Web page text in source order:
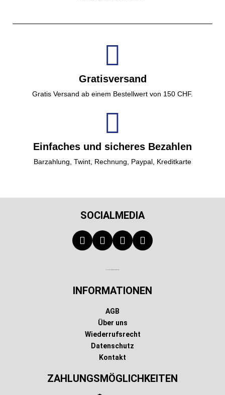
Gratisversand
Gratis Versand ab einem Bestellwert von 150 CHF.
Einfaches und sicheres Bezahlen
Barzahlung, Twint, Rechnung, Paypal, Kreditkarte
SOCIALMEDIA
INFORMATIONEN
AGB
Über uns
Wiederrufsrecht
Datenschutz
Kontakt
ZAHLUNGSMÖGLICHKEITEN